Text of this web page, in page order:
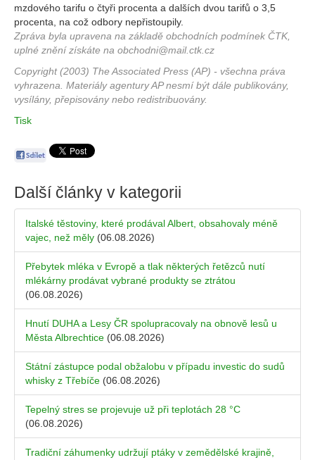
mzdového tarifu o čtyři procenta a dalších dvou tarifů o 3,5
procenta, na což odbory nepřistoupily.
Zpráva byla upravena na základě obchodních podmínek ČTK,
uplné znění získáte na obchodni@mail.ctk.cz
Copyright (2003) The Associated Press (AP) - všechna práva
vyhrazena. Materiály agentury AP nesmí být dále publikovány,
vysílány, přepisovány nebo redistribuovány.
Tisk
Další články v kategorii
Italské těstoviny, které prodával Albert, obsahovaly méně
vajec, než měly (06.08.2026)
Přebytek mléka v Evropě a tlak některých řetězců nutí
mlékárny prodávat vybrané produkty se ztrátou
(06.08.2026)
Hnutí DUHA a Lesy ČR spolupracovaly na obnově lesů u
Města Albrechtice (06.08.2026)
Státní zástupce podal obžalobu v případu investic do sudů
whisky z Třebíče (06.08.2026)
Tepelný stres se projevuje už při teplotách 28 °C
(06.08.2026)
Tradiční záhumenky udržují ptáky v zemědělské krajině,